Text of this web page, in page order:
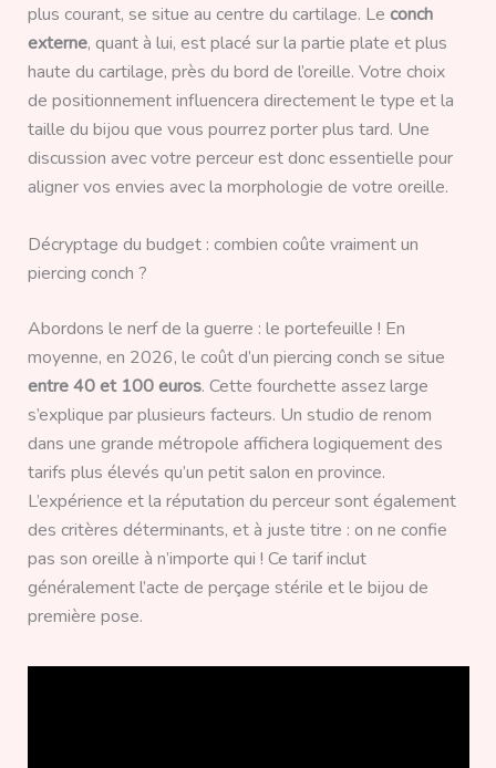
plus courant, se situe au centre du cartilage. Le conch
externe, quant à lui, est placé sur la partie plate et plus
haute du cartilage, près du bord de l’oreille. Votre choix
de positionnement influencera directement le type et la
taille du bijou que vous pourrez porter plus tard. Une
discussion avec votre perceur est donc essentielle pour
aligner vos envies avec la morphologie de votre oreille.
Décryptage du budget : combien coûte vraiment un
piercing conch ?
Abordons le nerf de la guerre : le portefeuille ! En
moyenne, en 2026, le coût d’un piercing conch se situe
entre 40 et 100 euros. Cette fourchette assez large
s’explique par plusieurs facteurs. Un studio de renom
dans une grande métropole affichera logiquement des
tarifs plus élevés qu’un petit salon en province.
L’expérience et la réputation du perceur sont également
des critères déterminants, et à juste titre : on ne confie
pas son oreille à n’importe qui ! Ce tarif inclut
généralement l’acte de perçage stérile et le bijou de
première pose.